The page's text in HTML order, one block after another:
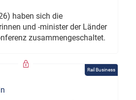
haben sich die
und -minister der Länder
zusammengeschaltet.
Rail Business